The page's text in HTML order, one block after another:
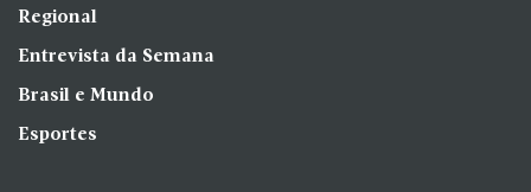
Regional
Entrevista da Semana
Brasil e Mundo
Esportes